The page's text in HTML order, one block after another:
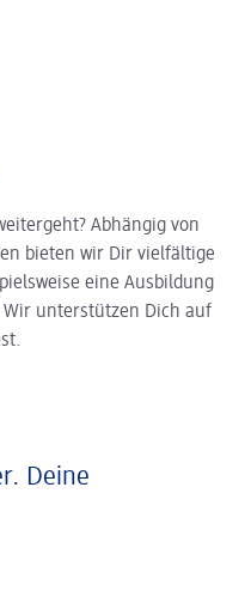
Abhängig von
bieten wir Dir vielfältige
eine Ausbildung
unterstützen Dich auf
Deine